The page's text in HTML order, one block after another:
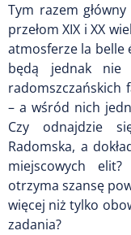
Tym razem
przełom XIX i XX
atmosferze la belle
będą jednak nie
radomszczańskich
– a wśród nich
Czy odnajdzie
Radomska, a
miejscowych
otrzyma szansę
więcej niż tylko
zadania?